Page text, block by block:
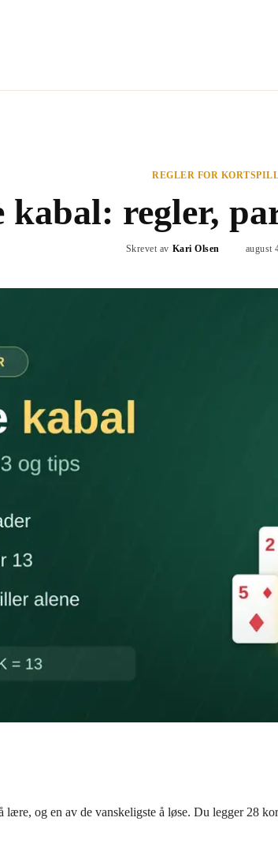
REGLER FOR
kabal: regler,
Skrevet av Kari Olsen august
lære, og en av de vanskeligste å løse. Du legger 28